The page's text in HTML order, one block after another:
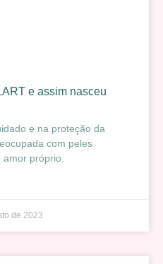
e assim nasceu
e na proteção da
com peles
próprio.
de 2023